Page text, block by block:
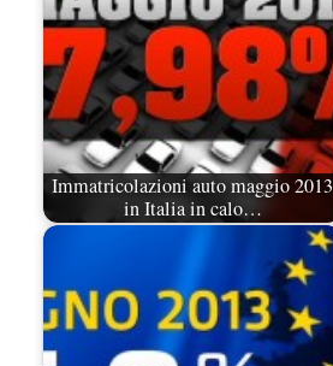
Immatricolazioni auto maggio 2013
in Italia in calo…